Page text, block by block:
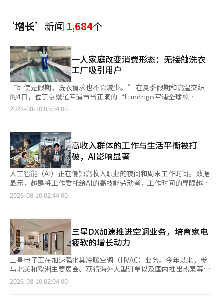
‘增长’新闻1,684个
一人家庭改变消费形态：无接触洗衣
工厂吸引用户
“即使是假期，洗衣请求也不会减少。” 在夏季假期和高温交织
的4日，位于京畿道军浦市当正洞的“Lundrigo军浦全球校
园”内，1至5层的智能工厂中，客户寄送的洗衣物在生产线上不停
的军浦智能工厂是Lundrigo处理日益增长的无接触洗衣需求的核
心设施。客户通过移动应用程序提交的洗衣物的分类、洗涤、检
验、包装和配送等全过程均由该工厂负责。该工厂总面积为11900
平方米（约3600坪），每天最多可洗涤27万件衣物。 工作从5层
开始。工作台上的摄像头拍摄洗衣物后，人工智能（AI）会识别衣
物的种类和材质，工作人员会将包含这些信息的电子标签
（RFID）贴在衣物的一侧。金敏智解释道：“客户可以通过移动
应用实时查看到到达工厂的洗衣物照片和洗涤进程。” 之后，洗
层则进行衬衫的洗涤和熨烫。所有流程完成后，洗衣物被包装并在
1层的出货处装上配送车辆，送到客户手中。金敏智表示：“从衣
物到被褥，洗涤后1至2天内完成并配送给客户。”她还提到：“由
于服务满意度高，重复使用率接近70%。” Lundrigo的主要客户
是单人家庭，用户中有36%是这一群体。对于居住空间狭小、洗涤
和干燥环境不足的单人家庭来说，洗衣物的管理无疑是一种负担。
因此，提供从洗衣物收取到洗涤、配送的全流程无接触服务的
Lundrigo备受青睐。自2019年推出无接触洗衣代办服务以来，用
2026-08-10 03:04:00
高收入群体的工作与生活平衡被打
破，AI影响显著
人工智能（AI）正在侵蚀高收入职业的夜间和周末工作时间。数据
显示，越是将工作委托给AI的高技能劳动者，工作时间的界限越模
糊，他们对自身的薪资和就业前景越感乐观；而无法进入劳动市场
（Cadences）》，对4月10日至6月10日间AI聊天机器人“克劳
德”的使用模式分析显示，与营销和软件开发等高薪职业相关的工
作请求在夜间和周末不断增加。 ◆高收入群体的生活节奏被打
破……周末和深夜仍在“工作模式” 报告指出，新闻相关问题集
中在早上7点，工作邮件的撰写在上午10至11点达到高峰。晚餐食
谱请求在晚上6点时比平时增加了2.3倍，而睡眠咨询则集中在凌晨
5点前后。在美国，税务申报截止日前，税务相关对话的数量甚至
比平时增加了8倍。这表明，AI的使用模式随着一天的时间流逝而
2026-08-10 02:44:00
三星DX加速推进空调业务，培育家电
疲软的增长动力
三星电子正在加速强化其冷暖空调（HVAC）业务。今年以来，参
与北美和欧洲主要展会、获得海外大型订单以及国内推出热泵等相
关举措频繁出现。这些都是为了培育在业绩疲软的成品（DX）部
2026-08-10 02:04:00